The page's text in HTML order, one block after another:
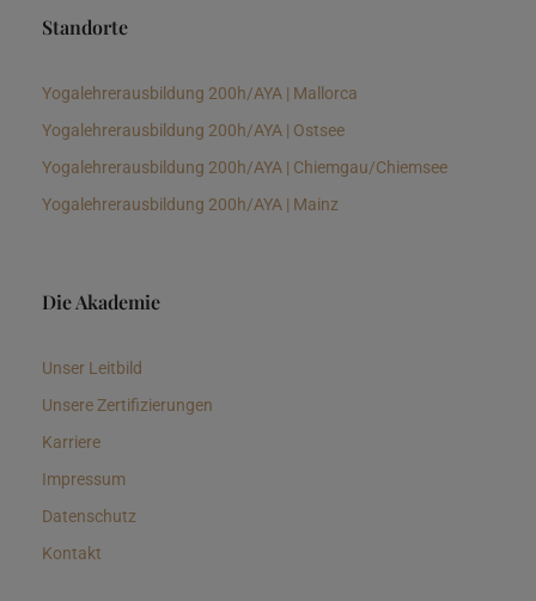
Standorte
Yogalehrerausbildung 200h/AYA | Mallorca
Yogalehrerausbildung 200h/AYA | Ostsee
Yogalehrerausbildung 200h/AYA | Chiemgau/Chiemsee
Yogalehrerausbildung 200h/AYA | Mainz
Die Akademie
Unser Leitbild
Unsere Zertifizierungen
Karriere
Impressum
Datenschutz
Kontakt